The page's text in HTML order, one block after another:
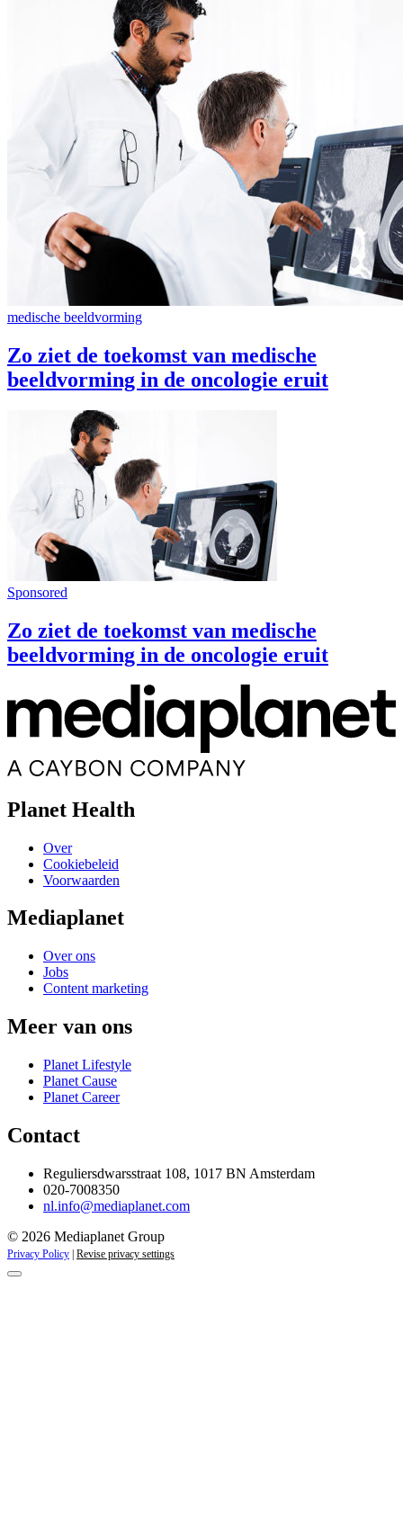
medische beeldvorming
Zo ziet de toekomst van medische
beeldvorming in de oncologie eruit
Sponsored
Zo ziet de toekomst van medische
beeldvorming in de oncologie eruit
Planet Health
Over
Cookiebeleid
Voorwaarden
Mediaplanet
Over ons
Jobs
Content marketing
Meer van ons
Planet Lifestyle
Planet Cause
Planet Career
Contact
Reguliersdwarsstraat 108, 1017 BN Amsterdam
020-7008350
nl.info@mediaplanet.com
© 2026 Mediaplanet Group
Privacy Policy Revise privacy settings